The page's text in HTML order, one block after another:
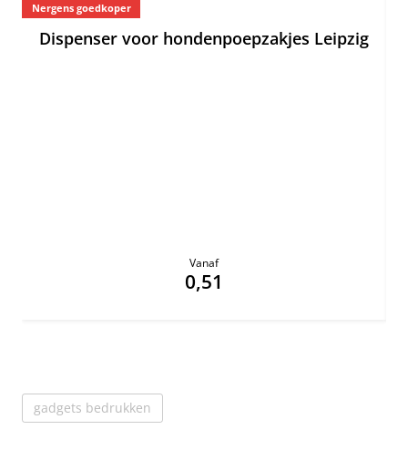
Nergens goedkoper
Dispenser voor hondenpoepzakjes Leipzig
Vanaf
0,51
gadgets bedrukken